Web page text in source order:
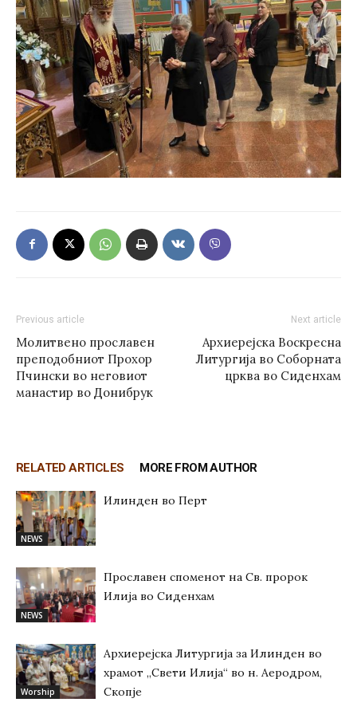
Previous article
Молитвено прославен
преподобниот Прохор
Пчински во неговиот
манастир во Донибрук
Next article
Архиерејска Воскресна
Литургија во Соборната
црква во Сиденхам
RELATED ARTICLES MORE FROM AUTHOR
NEWS
Илинден во Перт
NEWS
Прославен споменот на Св. пророк
Илија во Сиденхам
Worship
Архиерејска Литургија за Илинден во
храмот „Свети Илија“ во н. Аеродром,
Скопје